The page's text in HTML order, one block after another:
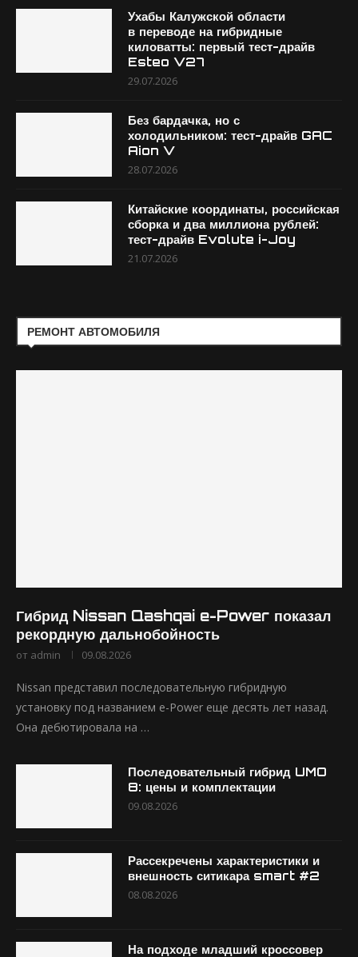
Ухабы Калужской области
в переводе на гибридные
киловатты: первый тест-драйв
Esteo V27
29.07.2026
Без бардачка, но с
холодильником: тест-драйв GAC
Aion V
28.07.2026
Китайские координаты, российская
сборка и два миллиона рублей:
тест-драйв Evolute i-Joy
21.07.2026
РЕМОНТ АВТОМОБИЛЯ
Гибрид Nissan Qashqai e-Power показал
рекордную дальнобойность
от admin 09.08.2026
Nissan представил последовательную гибридную
установку под названием e-Power еще десять лет назад.
Она дебютировала на …
Последовательный гибрид UMO
8: цены и комплектации
09.08.2026
Рассекречены характеристики и
внешность ситикара smart #2
08.08.2026
На подходе младший кроссовер